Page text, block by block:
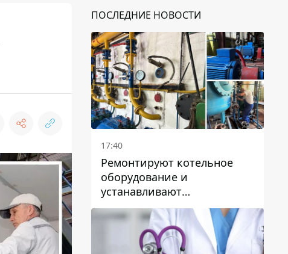
ПОСЛЕДНИЕ НОВОСТИ
17:40
Ремонтируют котельное
оборудование и
устанавливают
генераторные установки:
как в Днепре готовятся к
отопительному сезону